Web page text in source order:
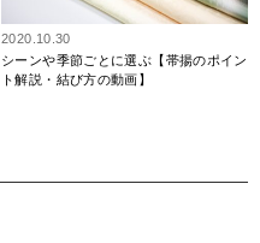
2020.10.30
シーンや季節ごとに選ぶ【帯揚のポイン
ト解説・結び方の動画】